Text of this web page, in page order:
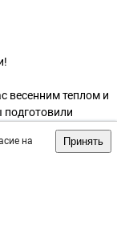
на
Принять
весенним теплом и